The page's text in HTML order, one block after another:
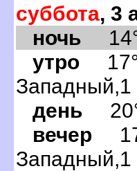
суббота, 3
ночь
утро
Западный,1
день
вечер
Западный,1